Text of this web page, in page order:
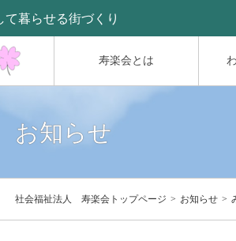
寿楽会とは
暮らせる街づくり
お知らせ
社会福祉法人 寿楽会トップページ お知らせ